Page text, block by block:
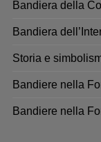
Bandiera della
Bandiera
Storia e
Bandiere nella
Bandiere nella